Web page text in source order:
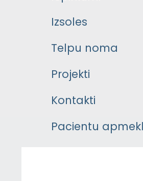
Izsoles
Telpu noma
Projekti
Kontakti
Pacientu